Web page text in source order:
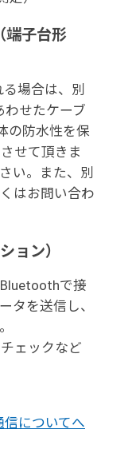
端子台形
場合は、別
わせたケーブ
の防水性を保
せて頂きま
い。また、別
はお問い合わ
ョン）
で接
タを送信し、
ェックなど
についてへ